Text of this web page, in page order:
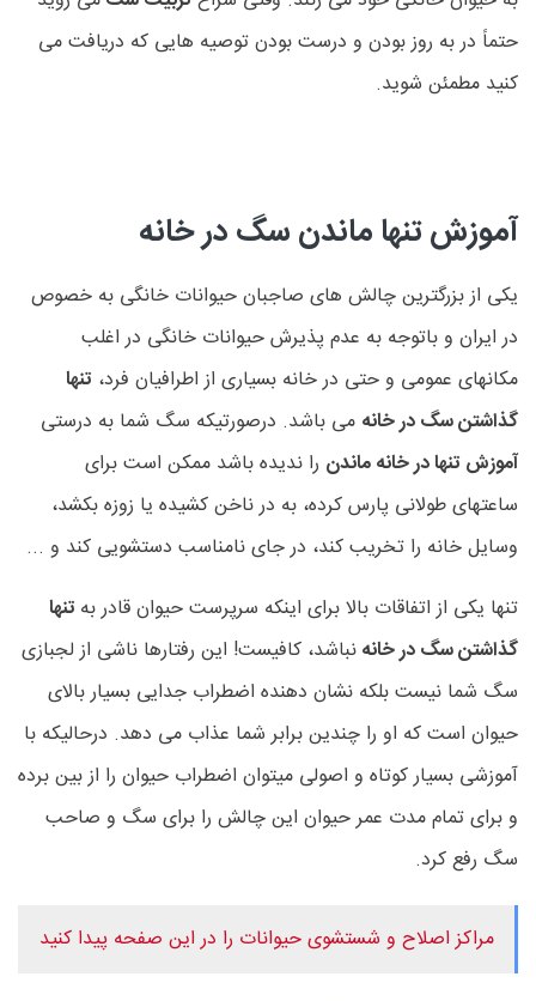
حتماً در به روز بودن و درست بودن توصیه هایی که دریافت می
کنید مطمئن شوید.
آموزش تنها ماندن سگ در خانه
یکی از بزرگترین چالش های صاجبان حیوانات خانگی به خصوص
در ایران و باتوجه به عدم پذیرش حیوانات خانگی در اغلب
مکانهای عمومی و حتی در خانه بسیاری از اطرافیان فرد، تنها
گذاشتن سگ در خانه می باشد. درصورتیکه سگ شما به درستی
آموزش تنها در خانه ماندن را ندیده باشد ممکن است برای
ساعتهای طولانی پارس کرده، به در ناخن کشیده یا زوزه بکشد،
وسایل خانه را تخریب کند، در جای نامناسب دستشویی کند و ...
تنها یکی از اتفاقات بالا برای اینکه سرپرست حیوان قادر به تنها
گذاشتن سگ در خانهنباشد، کافیست! این رفتارها ناشی از لجبازی
سگ شما نیست بلکه نشان دهنده اضطراب جدایی بسیار بالای
حیوان است که او را چندین برابر شما عذاب می دهد. درحالیکه با
آموزشی بسیار کوتاه و اصولی میتوان اضطراب حیوان را از بین برده
و برای تمام مدت عمر حیوان این چالش را برای سگ و صاحب
سگ رفع کرد.
مراکز اصلاح و شستشوی حیوانات را در این صفحه پیدا کنید